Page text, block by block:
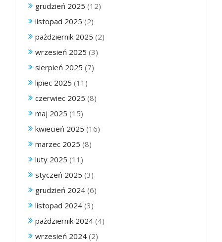
grudzień 2025 (12)
listopad 2025 (2)
październik 2025 (2)
wrzesień 2025 (3)
sierpień 2025 (7)
lipiec 2025 (11)
czerwiec 2025 (8)
maj 2025 (15)
kwiecień 2025 (16)
marzec 2025 (8)
luty 2025 (11)
styczeń 2025 (3)
grudzień 2024 (6)
listopad 2024 (3)
październik 2024 (4)
wrzesień 2024 (2)